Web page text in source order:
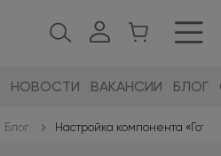
НОВОСТИ ВАКАНСИИ БЛОГ
Блог Настройка компонента